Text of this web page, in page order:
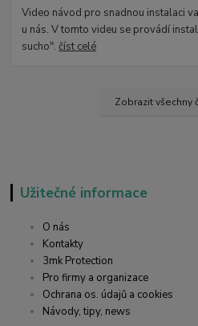
Video návod pro snadnou instalaci
u nás. V tomto videu se provádí
sucho".číst celé
Zobrazit všechny
Užitečné informace
O nás
Kontakty
3mk Protection
Pro firmy a organizace
Ochrana os. údajů a cookies
Návody, tipy, news